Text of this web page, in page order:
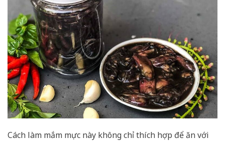
Cách làm mắm mực này không chỉ thích hợp để ăn với